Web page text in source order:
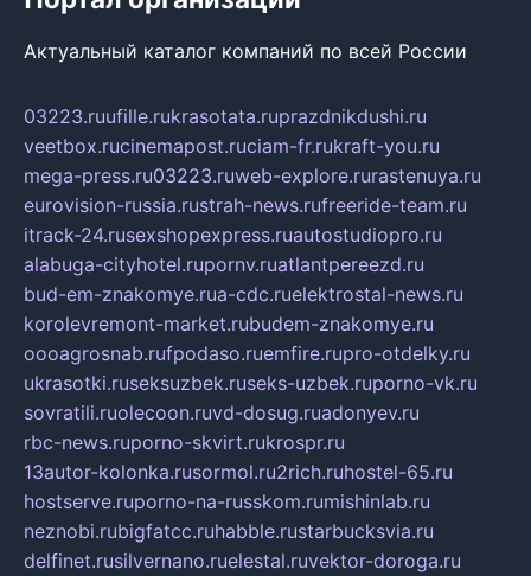
Актуальный каталог компаний по всей России
03223.ruufille.rukrasotata.ruprazdnikdushi.ru
veetbox.rucinemapost.ruciam-fr.rukraft-you.ru
mega-press.ru03223.ruweb-explore.rurastenuya.ru
eurovision-russia.rustrah-news.rufreeride-team.ru
itrack-24.rusexshopexpress.ruautostudiopro.ru
alabuga-cityhotel.rupornv.ruatlantpereezd.ru
bud-em-znakomye.rua-cdc.ruelektrostal-news.ru
korolevremont-market.rubudem-znakomye.ru
oooagrosnab.rufpodaso.ruemfire.rupro-otdelky.ru
ukrasotki.ruseksuzbek.ruseks-uzbek.ruporno-vk.ru
sovratili.ruolecoon.ruvd-dosug.ruadonyev.ru
rbc-news.ruporno-skvirt.rukrospr.ru
13autor-kolonka.rusormol.ru2rich.ruhostel-65.ru
hostserve.ruporno-na-russkom.rumishinlab.ru
neznobi.rubigfatcc.ruhabble.rustarbucksvia.ru
delfinet.rusilvernano.ruelestal.ruvektor-doroga.ru